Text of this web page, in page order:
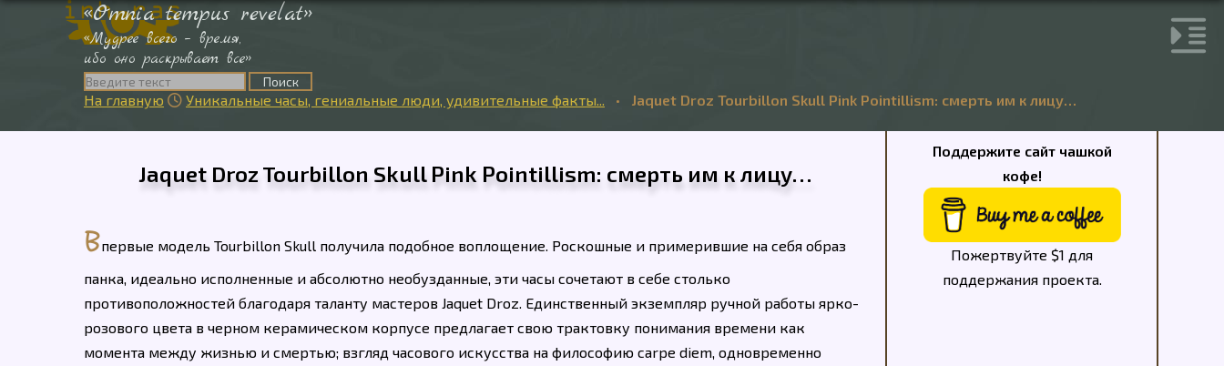
«Omnia tempus revelat»
«Мудрее всего – время,
ибо оно раскрывает все»
На главную  Уникальные часы, гениальные люди, удивительные факты... • Jaquet Droz Tourbillon Skull Pink Pointillism: смерть им к лицу…
Jaquet Droz Tourbillon Skull Pink Pointillism: смерть им к лицу…
Bпервые модель Tourbillon Skull получила подобное воплощение. Роскошные и примерившие на себя образ
панка, идеально исполненные и абсолютно необузданные, эти часы сочетают в себе столько
противоположностей благодаря таланту мастеров Jaquet Droz. Единственный экземпляр ручной работы ярко-
розового цвета в черном керамическом корпусе предлагает свою трактовку понимания времени как
момента между жизнью и смертью; взгляд часового искусства на философию carpe diem, одновременно
Поддержите сайт чашкой
кофе!
Пожертвуйте $1 для
поддержания проекта.